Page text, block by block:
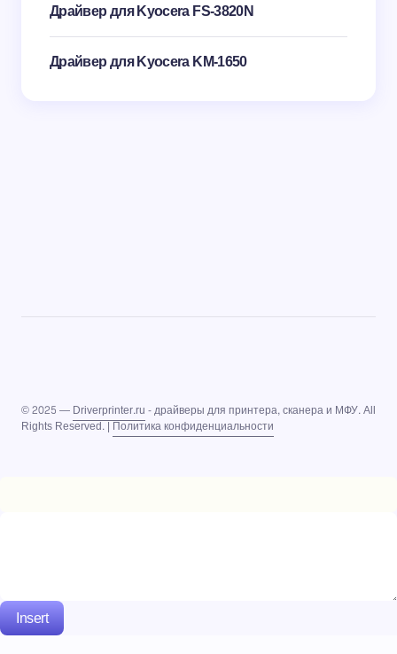
Драйвер для Kyocera FS-3820N
Драйвер для Kyocera KM-1650
© 2025 —Driverprinter.ru- драйверы для принтера, сканера и МФУ. All
Rights Reserved. |Политика конфиденциальности
Insert